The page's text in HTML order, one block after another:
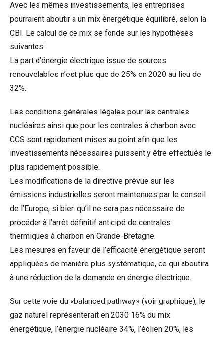
Avec les mêmes investissements, les entreprises
pourraient aboutir à un mix énergétique équilibré, selon la
CBI. Le calcul de ce mix se fonde sur les hypothèses
suivantes:
La part d’énergie électrique issue de sources
renouvelables n’est plus que de 25% en 2020 au lieu de
32%.
Les conditions générales légales pour les centrales
nucléaires ainsi que pour les centrales à charbon avec
CCS sont rapidement mises au point afin que les
investissements nécessaires puissent y être effectués le
plus rapidement possible.
Les modifications de la directive prévue sur les
émissions industrielles seront maintenues par le conseil
de l’Europe, si bien qu’il ne sera pas nécessaire de
procéder à l’arrêt définitif anticipé de centrales
thermiques à charbon en Grande-Bretagne.
Les mesures en faveur de l’efficacité énergétique seront
appliquées de manière plus systématique, ce qui aboutira
à une réduction de la demande en énergie électrique.
Sur cette voie du «balanced pathway» (voir graphique), le
gaz naturel représenterait en 2030 16% du mix
énergétique, l’énergie nucléaire 34%, l’éolien 20%, les